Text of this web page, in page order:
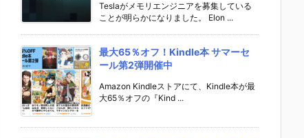
Teslaがメモリエンジニアを募集している
ことが明らかになりました。 Elon ...
最大65％オフ！Kindle本 サマーセ
ール第2弾開催中
Amazon Kindleストアにて、Kindle本が最
大65％オフの『Kind ...